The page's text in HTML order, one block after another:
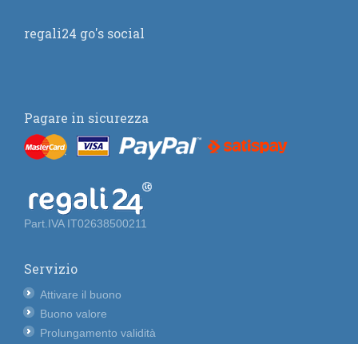
regali24 go's social
Pagare in sicurezza
Part.IVA IT02638500211
Servizio
Attivare il buono
Buono valore
Prolungamento validità